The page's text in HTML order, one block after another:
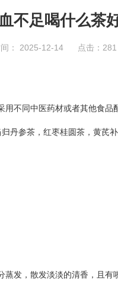
不足喝什么茶
： 2025-12-14 点击：281
同中医药材或者其他食品配
茶，红枣桂圆茶，黄芪补
发，散发淡淡的清香，且有